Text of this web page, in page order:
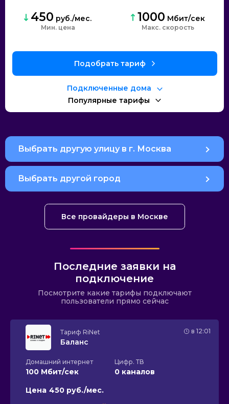
450 руб./мес.
Мин. цена
1000 Мбит/сек
Макс. скорость
Подобрать тариф
Подключенные дома
Популярные тарифы
Выбрать другую улицу в г. Москва
Выбрать другой город
Все провайдеры в Москве
Последние заявки на
подключение
Посмотрите какие тарифы подключают
пользователи прямо сейчас
в 12:01
Тариф RiNet
Баланс
Домашний интернет
100 Мбит/сек
Цифр. ТВ
0 каналов
Цена 450 руб./мес.